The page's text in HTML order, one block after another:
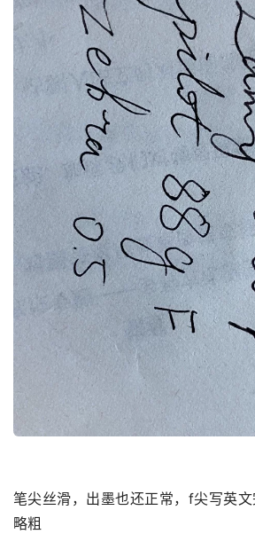
笔尖丝滑，出墨也还正常，f尖写英
略粗